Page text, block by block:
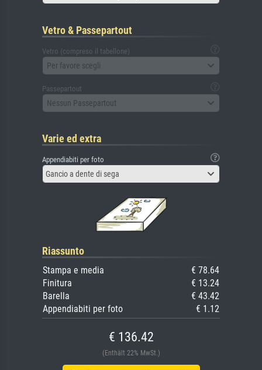
Vetro & Passepartout
Vetro (compreso il tabellone)
Per favore scegli
Passepartout
Nessun Passepartout
Varie ed extra
Appendiabiti per foto
Gancio a dente di sega
Riassunto
Stampa e media
€ 78.64
Finitura
€ 13.24
Barella
€ 43.42
Appendiabiti per foto
€ 1.12
€ 136.42
(Enthält 22% MwSt.)